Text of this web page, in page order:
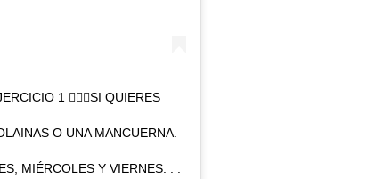
1 🏋🏽‍♀️SI QUIERES
O UNA MANCUERNA.
MIÉRCOLES Y VIERNES. . .